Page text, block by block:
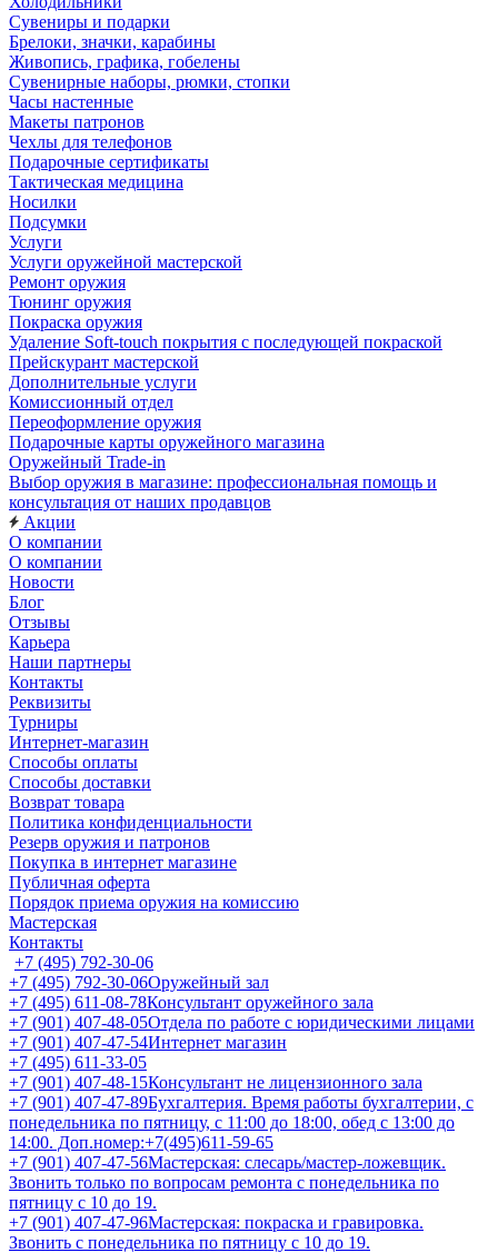
Сувениры и подарки
Брелоки, значки, карабины
Живопись, графика, гобелены
Сувенирные наборы, рюмки, стопки
Часы настенные
Макеты патронов
Чехлы для телефонов
Подарочные сертификаты
Тактическая медицина
Носилки
Подсумки
Услуги
Услуги оружейной мастерской
Ремонт оружия
Тюнинг оружия
Покраска оружия
Удаление Soft-touch покрытия с последующей покраской
Прейскурант мастерской
Дополнительные услуги
Комиссионный отдел
Переоформление оружия
Подарочные карты оружейного магазина
Оружейный Trade-in
Выбор оружия в магазине: профессиональная помощь и
консультация от наших продавцов
Акции
О компании
О компании
Новости
Блог
Отзывы
Карьера
Наши партнеры
Контакты
Реквизиты
Турниры
Интернет-магазин
Способы оплаты
Способы доставки
Возврат товара
Политика конфиденциальности
Резерв оружия и патронов
Покупка в интернет магазине
Публичная оферта
Порядок приема оружия на комиссию
Мастерская
Контакты
+7 (495) 792-30-06
+7 (495) 792-30-06Оружейный зал
+7 (495) 611-08-78Консультант оружейного зала
+7 (901) 407-48-05Отдела по работе с юридическими лицами
+7 (901) 407-47-54Интернет магазин
+7 (495) 611-33-05
+7 (901) 407-48-15Консультант не лицензионного зала
+7 (901) 407-47-89Бухгалтерия. Время работы бухгалтерии, с
понедельника по пятницу, с 11:00 до 18:00, обед с 13:00 до
14:00. Доп.номер:+7(495)611-59-65
+7 (901) 407-47-56Мастерская: слесарь/мастер-ложевщик.
Звонить только по вопросам ремонта с понедельника по
пятницу с 10 до 19.
+7 (901) 407-47-96Мастерская: покраска и гравировка.
Звонить с понедельника по пятницу с 10 до 19.